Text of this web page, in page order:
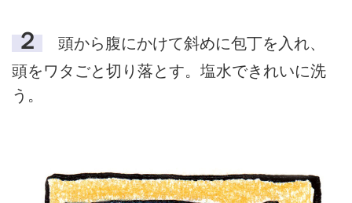
２
頭から腹にかけて斜めに包丁を入れ、
頭をワタごと切り落とす。塩水できれいに洗
う。